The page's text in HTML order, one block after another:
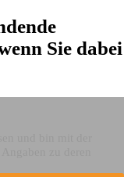
Sie dabei